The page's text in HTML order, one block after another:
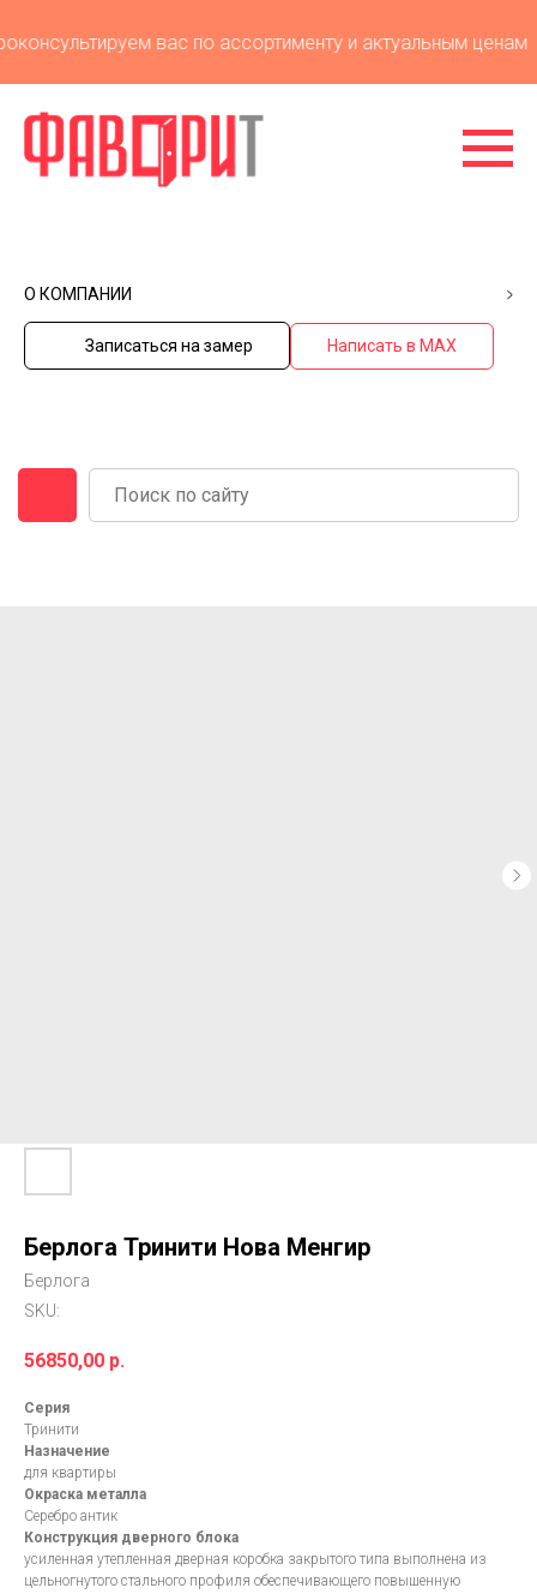
вас по ассортименту и актуальным ценам
О КОМПАНИИ
Записаться на замер Написать в MAX
Берлога Тринити Нова Менгир
Берлога
SKU:
56850,00 р.
Серия
Тринити
Назначение
для квартиры
Окраска металла
Серебро антик
Конструкция дверного блока
усиленная утепленная дверная коробка закрытого типа выполнена из
цельногнутого стального профиля обеспечивающего повышенную